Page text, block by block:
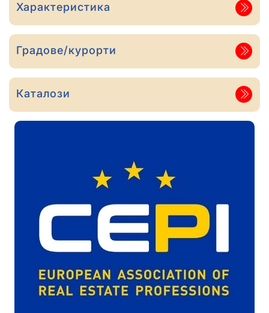
Характеристика
Градове/курорти
Каталози